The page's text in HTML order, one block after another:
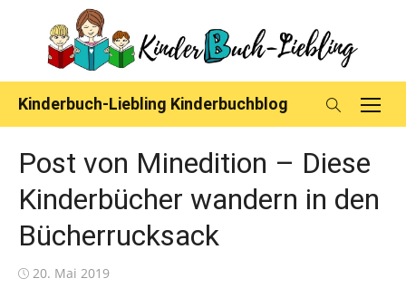
content
Kinderbuch-Liebling Kinderbuchblog
Post von Minedition – Diese
Kinderbücher wandern in den
Bücherrucksack
Posted
20. Mai 2019